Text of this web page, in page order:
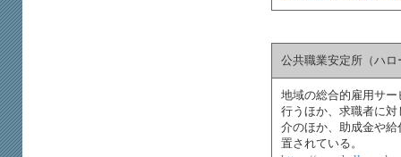
公共職業安定所（ハロ
地域の総合的雇用サ
行うほか、求職者に
介のほか、助成金や
置されている。